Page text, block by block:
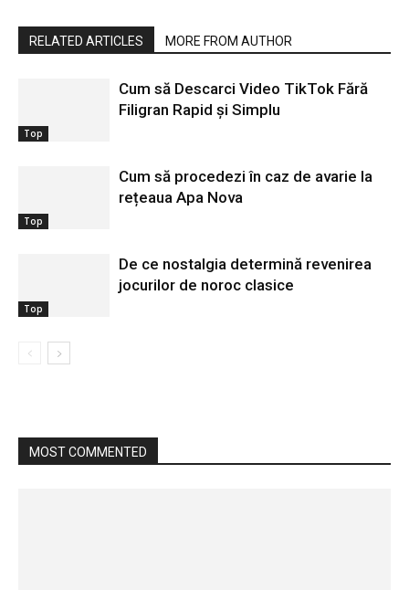
RELATED ARTICLES MORE FROM AUTHOR
Top
Cum să Descarci Video TikTok Fără
Filigran Rapid și Simplu
Top
Cum să procedezi în caz de avarie la
rețeaua Apa Nova
Top
De ce nostalgia determină revenirea
jocurilor de noroc clasice
MOST COMMENTED